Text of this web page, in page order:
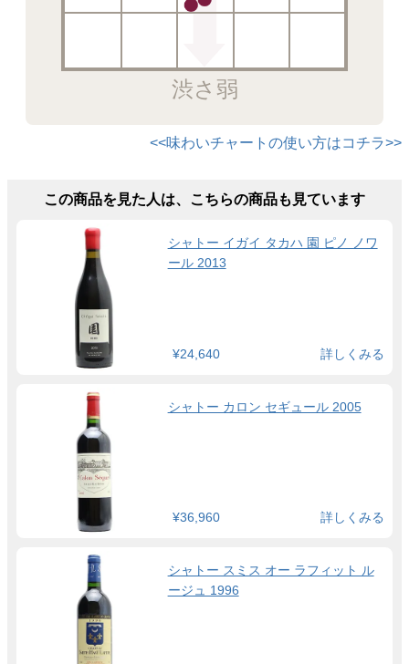
渋さ弱
<<味わいチャートの使い方はコチラ>>
この商品を見た人は、こちらの商品も見ています
シャトー イガイ タカハ 園 ピノ ノワ
ール 2013
¥24,640 詳しくみる
シャトー カロン セギュール 2005
¥36,960 詳しくみる
シャトー スミス オー ラフィット ル
ージュ 1996